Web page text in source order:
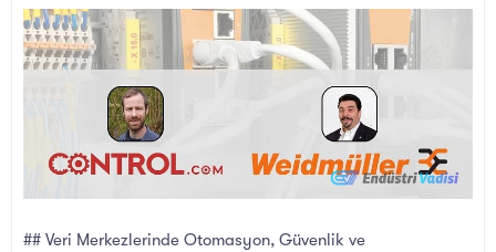
l
a
t
a
r
h
i
## Veri Merkezlerinde Otomasyon, Güvenlik ve